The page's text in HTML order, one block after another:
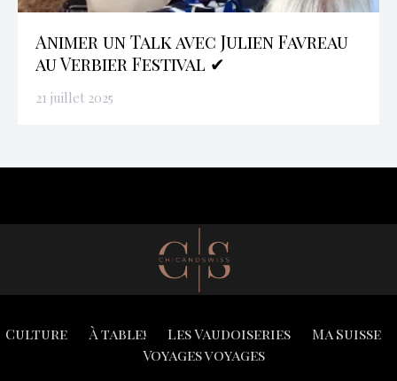
Animer un Talk avec Julien Favreau
au Verbier Festival ✔
21 juillet 2025
Culture À table! Les Vaudoiseries
Ma Suisse
Voyages voyages